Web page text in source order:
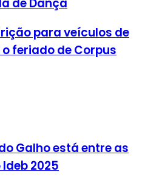
de Dança
para veículos de
feriado de Corpus
Galho está entre as
2025